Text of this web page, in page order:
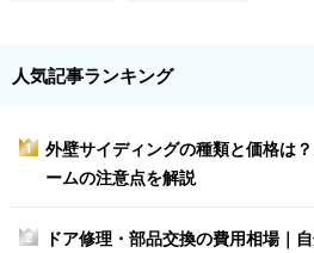
人気記事ランキング
1
外壁サイディングの種類と価格は
ームの注意点を解説
2
ドア修理・部品交換の費用相場｜